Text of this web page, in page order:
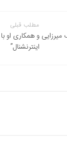
مطلب قبلی
و همکاری او
اینترنشنال”